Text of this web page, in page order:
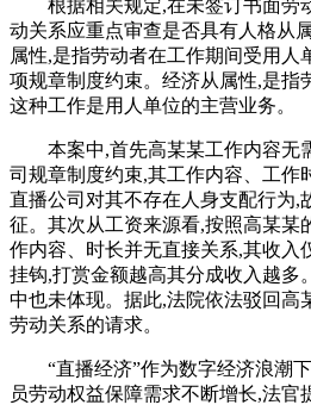
根据相关规定,在未签订书面劳
动关系应重点审查是否具有人格从
属性,是指劳动者在工作期间受用人
项规章制度约束。经济从属性,是指
这种工作是用人单位的主营业务。
本案中,首先高某某工作内容无
司规章制度约束,其工作内容、工作
直播公司对其不存在人身支配行为,
征。其次从工资来源看,按照高某某
作内容、时长并无直接关系,其收入
挂钩,打赏金额越高其分成收入越多
中也未体现。据此,法院依法驳回高
劳动关系的请求。
“直播经济”作为数字经济浪潮
员劳动权益保障需求不断增长,法官